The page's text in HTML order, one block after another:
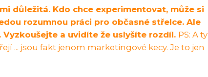
důležitá. Kdo chce experimentovat, může si
rozumnou práci pro občasné střelce. Ale
a uvidíte že uslyšíte rozdíl. PS: A ty
... jsou fakt jenom marketingové kecy. Je to jen